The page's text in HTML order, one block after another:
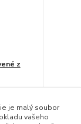
z
je malý soubor
vašeho